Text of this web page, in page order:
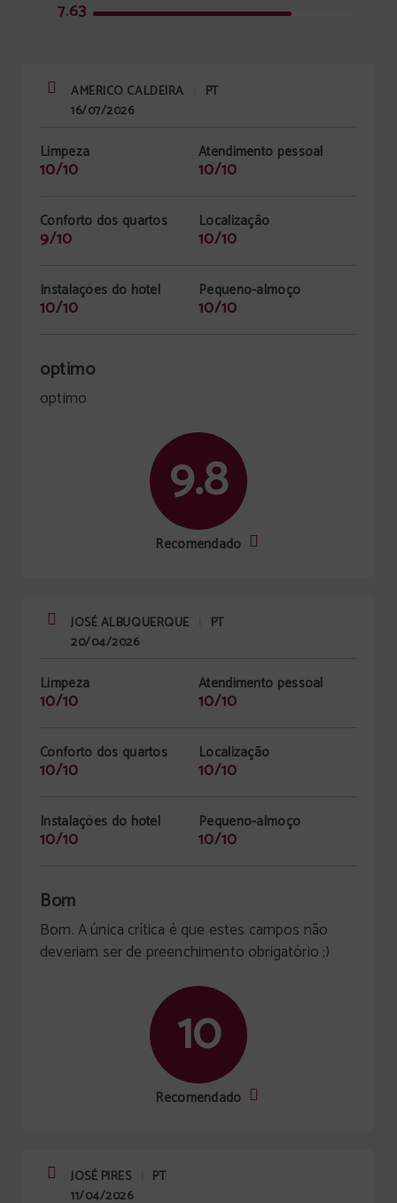
7.63
AMERICO CALDEIRA
PT
16/07/2026
Limpeza
10/10
Atendimento pessoal
10/10
Conforto dos quartos
9/10
Localização
10/10
Instalações do hotel
10/10
Pequeno-almoço
10/10
optimo
optimo
9.8
Recomendado
JOSÉ ALBUQUERQUE
PT
20/04/2026
Limpeza
10/10
Atendimento pessoal
10/10
Conforto dos quartos
10/10
Localização
10/10
Instalações do hotel
10/10
Pequeno-almoço
10/10
Bom
Bom. A única crítica é que estes campos não
deveriam ser de preenchimento obrigatório ;)
10
Recomendado
JOSÉ PIRES
PT
11/04/2026